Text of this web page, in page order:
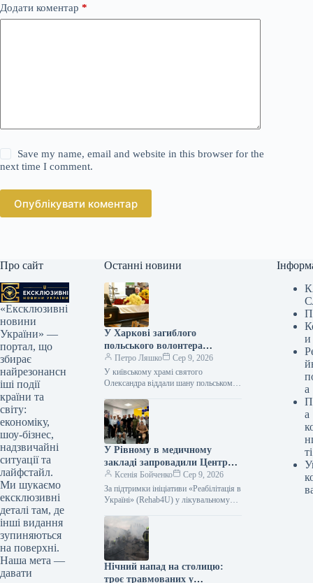
Додати коментар *
Save my name, email and website in this browser for the
next time I comment.
Опублікувати коментар
Про сайт
«Ексклюзивні
новини
України» —
портал, що
збирає
найрезонансн
іші події
країни та
світу:
економіку,
шоу-бізнес,
надзвичайні
ситуації та
лайфстайл.
Ми шукаємо
ексклюзивні
деталі там, де
інші видання
зупиняються
на поверхні.
Наша мета —
давати
Останні новини
У Харкові загиблого
польського волонтера
поховали в Києві
Петро Ляшко
Сер 9, 2026
У київському храмі святого
Олександра віддали шану польському
Вольському, який зазнав смерті в
Харкові від атаки російського
безпілотника.…
У Рівному в медичному
закладі запровадили Центр
підтримки для ветеранів.
Ксенія Бойченко
Сер 9, 2026
За підтримки ініціативи «Реабілітація в
Україні» (Rehab4U) у лікувальному
турботи для військовослужбовців та
їхніх родин. Про…
Нічний напад на столицю:
троє травмованих у
и
а
а
ті